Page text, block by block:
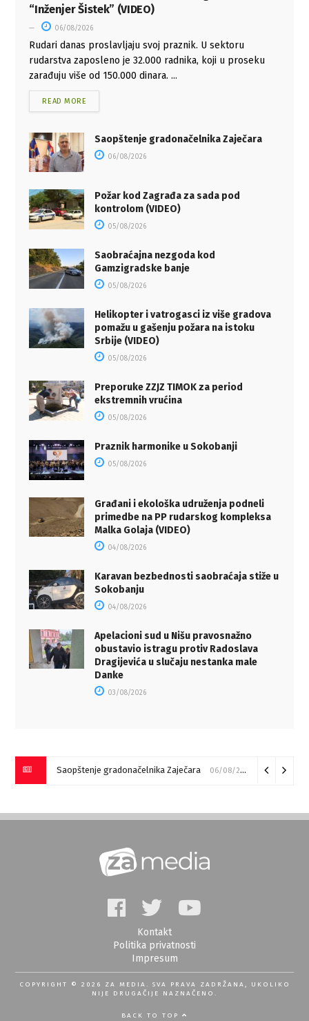
“Inženjer Šistek” (VIDEO)
06/08/2026
Rudari danas proslavljaju svoj praznik. U sektoru
rudarstva zaposleno je 32.000 radnika, koji u proseku
zarađuju više od 150.000 dinara. ...
READ MORE
Saopštenje gradonačelnika Zaječara
06/08/2026
Požar kod Zagrađa za sada pod
kontrolom (VIDEO)
05/08/2026
Saobraćajna nezgoda kod
Gamzigradske banje
05/08/2026
Helikopter i vatrogasci iz više gradova
pomažu u gašenju požara na istoku
Srbije (VIDEO)
05/08/2026
Preporuke ZZJZ TIMOK za period
ekstremnih vrućina
05/08/2026
Praznik harmonike u Sokobanji
05/08/2026
Građani i ekološka udruženja podneli
primedbe na PP rudarskog kompleksa
Malka Golaja (VIDEO)
04/08/2026
Karavan bezbednosti saobraćaja stiže u
Sokobanju
04/08/2026
Apelacioni sud u Nišu pravosnažno
obustavio istragu protiv Radoslava
Dragijevića u slučaju nestanka male
Danke
03/08/2026
Saopštenje gradonačelnika Zaječara 06/08/2026
Kontakt
Politika privatnosti
Impresum
COPYRIGHT © 2026 ZA MEDIA. SVA PRAVA ZADRŽANA, UKOLIKO
NIJE DRUGAČIJE NAZNAČENO.
BACK TO TOP